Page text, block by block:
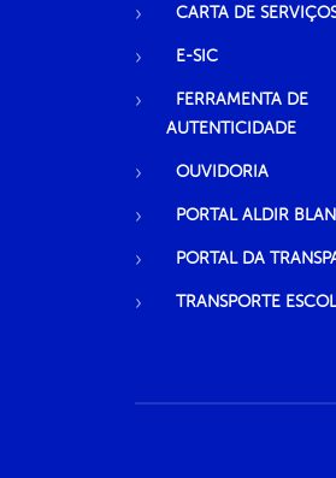
CARTA DE
E-SIC
FERRAMENTA DE
AUTENTICIDADE
OUVIDORIA
PORTAL ALDIR
PORTAL DA
TRANSPORTE